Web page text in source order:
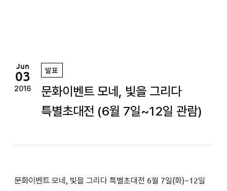
Jun
03
2016
발표
문화이벤트 모네, 빛을 그리다
특별초대전 (6월 7일~12일 관람)
문화이벤트 모네, 빛을 그리다 특별초대전 6월 7일(화)~12일